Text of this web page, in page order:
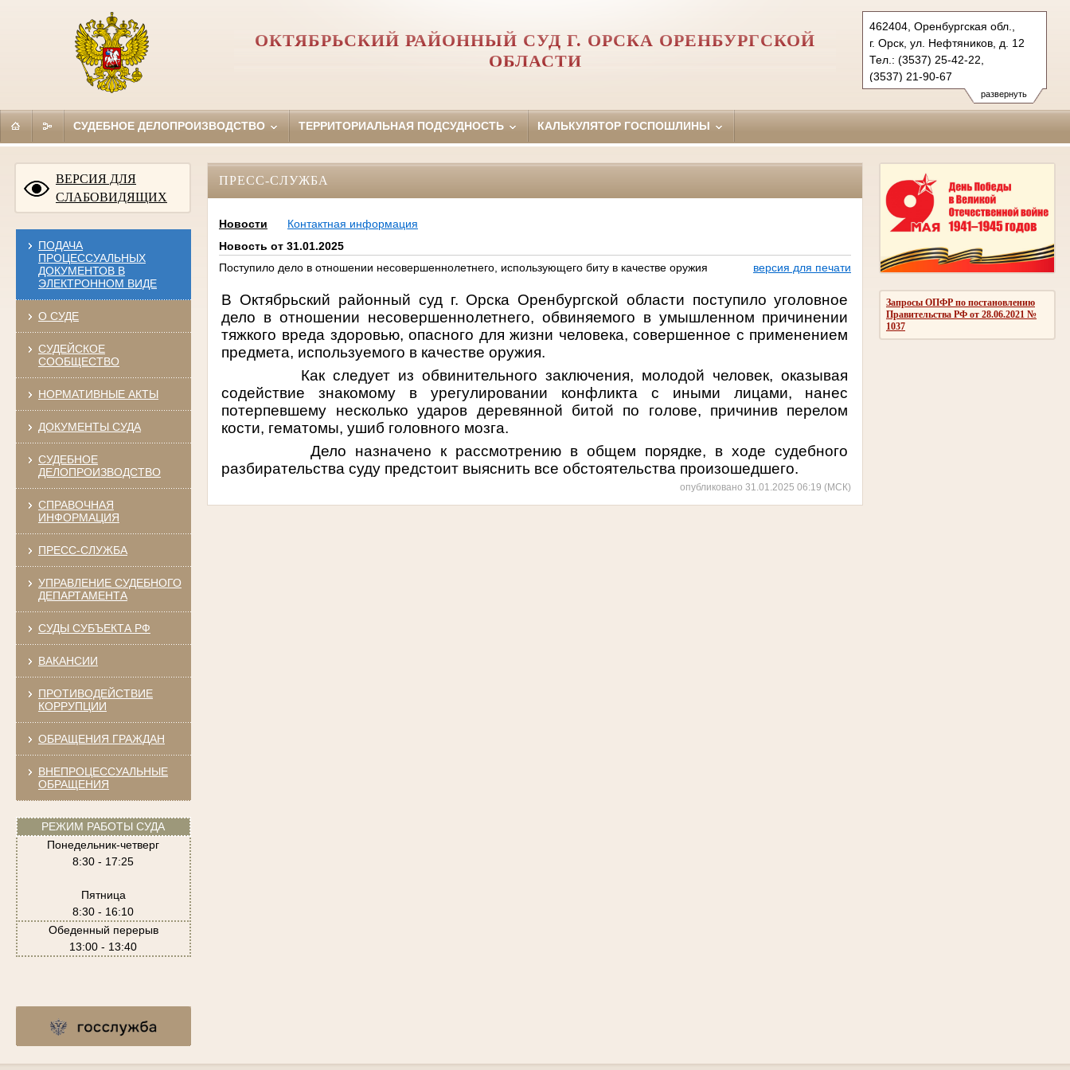
развернуть
462404, Оренбургская обл.,
г. Орск, ул. Нефтяников, д. 12
Тел.: (3537) 25-42-22,
(3537) 21-90-67
oktyabrskyorsk.orb@sudrf.ru
ОКТЯБРЬСКИЙ РАЙОННЫЙ СУД Г. ОРСКА ОРЕНБУРГСКОЙ
ОБЛАСТИ
СУДЕБНОЕ ДЕЛОПРОИЗВОДСТВО ТЕРРИТОРИАЛЬНАЯ ПОДСУДНОСТЬ КАЛЬКУЛЯТОР ГОСПОШЛИНЫ
ВЕРСИЯ ДЛЯ
СЛАБОВИДЯЩИХ
ПОДАЧА
ПРОЦЕССУАЛЬНЫХ
ДОКУМЕНТОВ В
ЭЛЕКТРОННОМ ВИДЕ
О СУДЕ
СУДЕЙСКОЕ
СООБЩЕСТВО
НОРМАТИВНЫЕ АКТЫ
ДОКУМЕНТЫ СУДА
СУДЕБНОЕ
ДЕЛОПРОИЗВОДСТВО
СПРАВОЧНАЯ
ИНФОРМАЦИЯ
ПРЕСС-СЛУЖБА
УПРАВЛЕНИЕ СУДЕБНОГО
ДЕПАРТАМЕНТА
СУДЫ СУБЪЕКТА РФ
ВАКАНСИИ
ПРОТИВОДЕЙСТВИЕ
КОРРУПЦИИ
ОБРАЩЕНИЯ ГРАЖДАН
ВНЕПРОЦЕССУАЛЬНЫЕ
ОБРАЩЕНИЯ
РЕЖИМ РАБОТЫ СУДА
Понедельник-четверг
8:30 - 17:25
Пятница
8:30 - 16:10
Обеденный перерыв
13:00 - 13:40
Запросы ОПФР по постановлению
Правительства РФ от 28.06.2021 №
1037
ПРЕСС-СЛУЖБА
Новости
Контактная информация
Новость от 31.01.2025
Поступило дело в отношении несовершеннолетнего, использующего биту в качестве оружия
версия для печати
В Октябрьский районный суд г. Орска Оренбургской области поступило уголовное
дело в отношении несовершеннолетнего, обвиняемого в умышленном причинении
тяжкого вреда здоровью, опасного для жизни человека, совершенное с применением
предмета, используемого в качестве оружия.
Как следует из обвинительного заключения, молодой человек, оказывая
содействие знакомому в урегулировании конфликта с иными лицами, нанес
потерпевшему несколько ударов деревянной битой по голове, причинив перелом
кости, гематомы, ушиб головного мозга.
Дело назначено к рассмотрению в общем порядке, в ходе судебного
разбирательства суду предстоит выяснить все обстоятельства произошедшего.
опубликовано 31.01.2025 06:19 (МСК)